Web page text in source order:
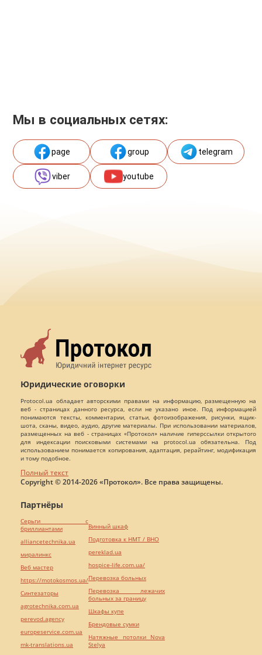
Мы в социальных сетях:
page group telegram
viber youtube
Юридические оговорки
Protocol.ua обладает авторскими правами на информацию, размещенную на
веб - страницах данного ресурса, если не указано иное. Под информацией
понимаются тексты, комментарии, статьи, фотоизображения, рисунки, ящик-
шота, сканы, видео, аудио, другие материалы. При использовании материалов,
размещенных на веб - страницах «Протокол» наличие гиперссылки открытого
для индексации поисковыми системами на protocol.ua обязательна. Под
использованием понимается копирования, адаптация, рерайтинг, модификация
и тому подобное.
Полный текст
Copyright © 2014-2026 «Протокол». Все права защищены.
Партнёры
Серьги с
бриллиантами
alliancetechnika.ua
миралинкс
Веб мастер
https://motokosmos.ua/
Синтезаторы
agrotechnika.com.ua
perevod.agency
europeservice.com.ua
mk-translations.ua
Винный шкаф
Подготовка к НМТ / ВНО
pereklad.ua
hospice-life.com.ua/
Перевозка больных
Перевозка лежачих
больных за границу
Шкафы купе
Брендовые сумки
Натяжные потолки Nova
Stelya